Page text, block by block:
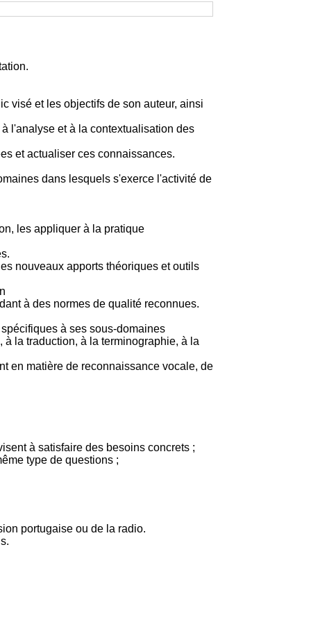
visé et les objectifs de son auteur, ainsi
l'analyse et à la contextualisation des
et actualiser ces connaissances.
dans lesquels s'exerce l'activité de
les appliquer à la pratique
nouveaux apports théoriques et outils
à des normes de qualité reconnues.
à ses sous-domaines
la traduction, à la terminographie, à la
en matière de reconnaissance vocale, de
à satisfaire des besoins concrets ;
type de questions ;
portugaise ou de la radio.